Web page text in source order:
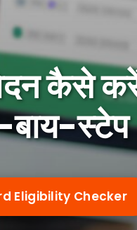
कैसे
स्टेप
Eligibility Checker